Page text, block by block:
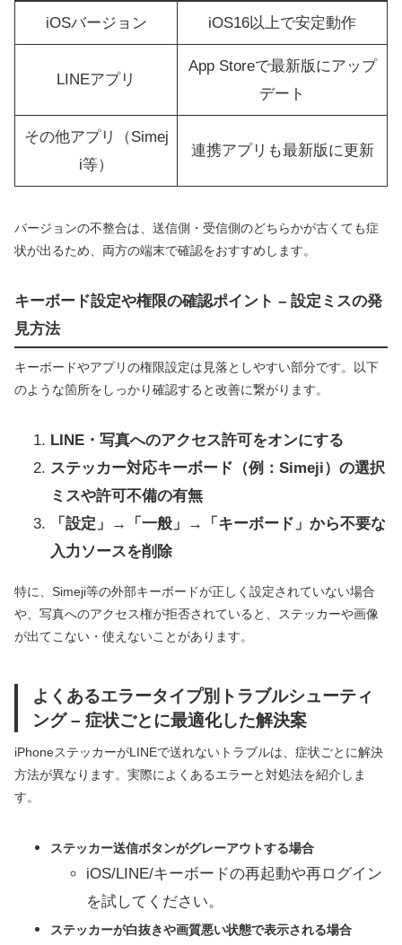
iOSバージョン iOS16以上で安定動作
LINEアプリ
App Storeで最新版にアップ
デート
その他アプリ（Simej
i等）
連携アプリも最新版に更新
バージョンの不整合は、送信側・受信側のどちらかが古くても症
状が出るため、両方の端末で確認をおすすめします。
キーボード設定や権限の確認ポイント – 設定ミスの発
見方法
キーボードやアプリの権限設定は見落としやすい部分です。以下
のような箇所をしっかり確認すると改善に繋がります。
LINE・写真へのアクセス許可をオンにする
ステッカー対応キーボード（例：Simeji）の選択
ミスや許可不備の有無
「設定」→「一般」→「キーボード」から不要な
入力ソースを削除
特に、Simeji等の外部キーボードが正しく設定されていない場合
や、写真へのアクセス権が拒否されていると、ステッカーや画像
が出てこない・使えないことがあります。
よくあるエラータイプ別トラブルシューティ
ング – 症状ごとに最適化した解決案
iPhoneステッカーがLINEで送れないトラブルは、症状ごとに解決
方法が異なります。実際によくあるエラーと対処法を紹介しま
す。
ステッカー送信ボタンがグレーアウトする場合
iOS/LINE/キーボードの再起動や再ログイン
を試してください。
ステッカーが白抜きや画質悪い状態で表示される場合